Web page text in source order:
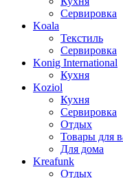
Сервировка
Koala
Текстиль
Сервировка
Konig International
Кухня
Koziol
Кухня
Сервировка
Отдых
Товары для
Для дома
Kreafunk
Отдых